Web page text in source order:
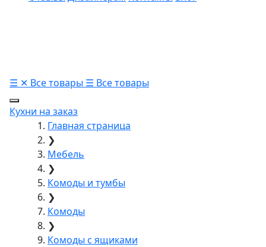
☰ ✕ Все товары ☰ Все товары
Кухни на заказ
Главная страница
❯
Мебель
❯
Комоды и тумбы
❯
Комоды
❯
Комоды с ящиками